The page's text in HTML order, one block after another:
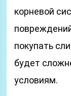
корневой
покупать
будет
условиям.